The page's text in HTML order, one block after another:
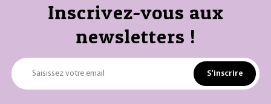
Inscrivez-vous aux
newsletters !
Saisissez votre email S'inscrire